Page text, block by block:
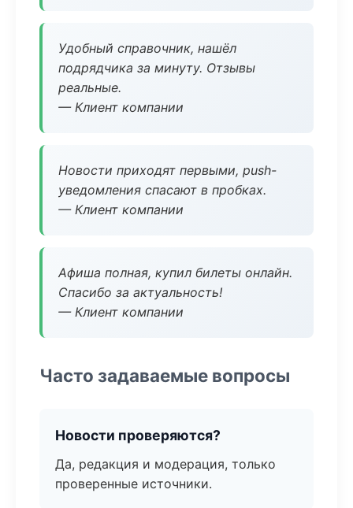
Удобный справочник, нашёл
подрядчика за минуту. Отзывы
реальные.
— Клиент компании
Новости приходят первыми, push-
уведомления спасают в пробках.
— Клиент компании
Афиша полная, купил билеты онлайн.
Спасибо за актуальность!
— Клиент компании
Часто задаваемые вопросы
Новости проверяются?
Да, редакция и модерация, только
проверенные источники.